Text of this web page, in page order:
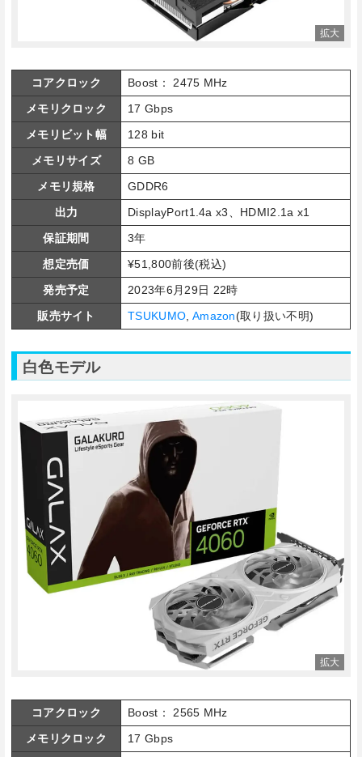
コアクロック
Boost： 2475 MHz
メモリクロック
17 Gbps
メモリビット幅
128 bit
メモリサイズ
8 GB
メモリ規格
GDDR6
出力
DisplayPort1.4a x3、HDMI2.1a x1
保証期間
3年
想定売価
¥51,800前後(税込)
発売予定
2023年6月29日 22時
販売サイト
TSUKUMO Amazon(取り扱い不明)
白色モデル
コアクロック
Boost： 2565 MHz
メモリクロック
17 Gbps